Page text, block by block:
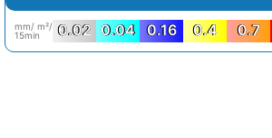
mm/ m²/
15min
0.02 0.04 0.16 0.4 0.7